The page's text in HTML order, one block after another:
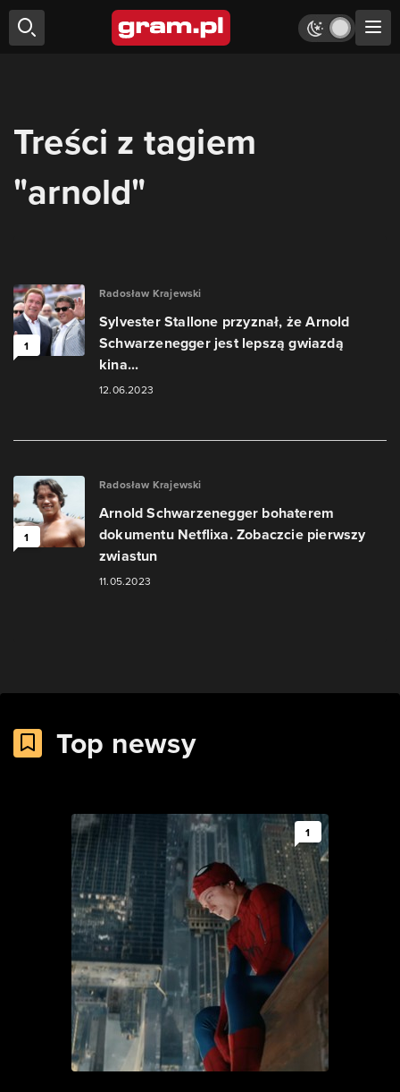
Treści z tagiem
"arnold"
1
Radosław Krajewski
Sylvester Stallone przyznał, że Arnold
Schwarzenegger jest lepszą gwiazdą
kina...
12.06.2023
1
Radosław Krajewski
Arnold Schwarzenegger bohaterem
dokumentu Netflixa. Zobaczcie pierwszy
zwiastun
11.05.2023
Top newsy
1